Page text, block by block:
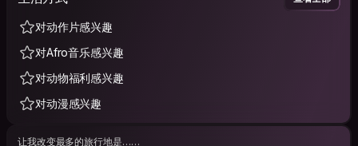
对动作片感兴趣
对Afro音乐感兴趣
对动物福利感兴趣
对动漫感兴趣
让我改变最多的旅行地是……